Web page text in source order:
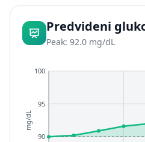
Predvideni
Peak: 92.0 mg/dL
90
95
100
mg/dL